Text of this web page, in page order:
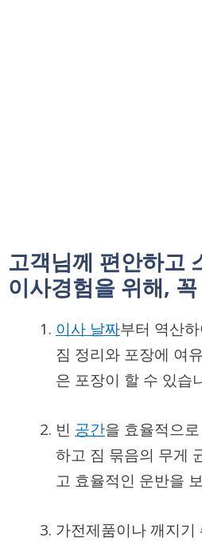
고객님께 편안하고
이사경험을 위해,
이사 날짜부터 역산
짐 정리와 포장에 여
은 포장이 할 수 있습
빈 공간을 효율적으
하고 짐 묶음의 무게
고 효율적인 운반을
가전제품이나 깨지